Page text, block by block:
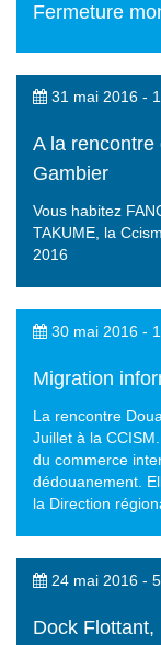
Fermeture
31 mai 2016 -
A la rencontre
Gambier
Vous habitez
TAKUME, la
2016
30 mai 2016 -
Migration
La rencontre
Juillet à la
du commerce
dédouanement.
la Direction
24 mai 2016 -
Dock